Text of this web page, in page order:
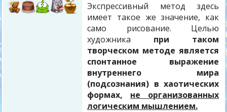
Экспрессивный метод здесь
имеет такое же значение, как
само рисование. Целью
художника при таком
творческом методе является
спонтанное выражение
внутреннего мира
(подсознания) в хаотических
формах, не организованных
логическим мышлением.